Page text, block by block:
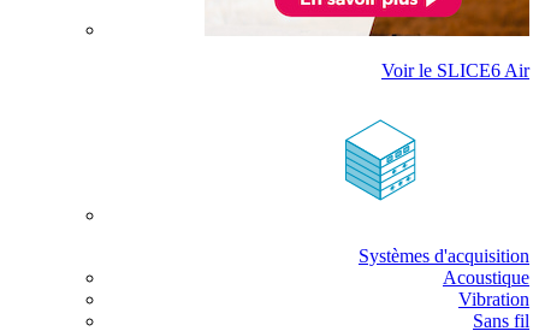
Voir le SLICE6 Air
Systèmes d'acquisition
Acoustique
Vibration
Sans fil